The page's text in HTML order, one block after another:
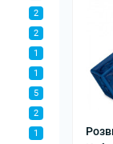
2
2
1
1
5
2
1